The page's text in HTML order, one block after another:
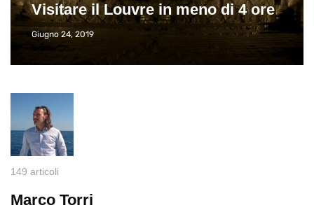
Visitare il Louvre in meno di 4 ore
Giugno 24, 2019
149 articoli
Marco Torri